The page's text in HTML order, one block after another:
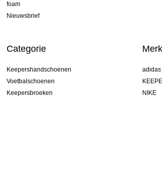
foam
Nieuwsbrief
Categorie
Keepershandschoenen
Voetbalschoenen
Keepersbroeken
adidas
NIKE